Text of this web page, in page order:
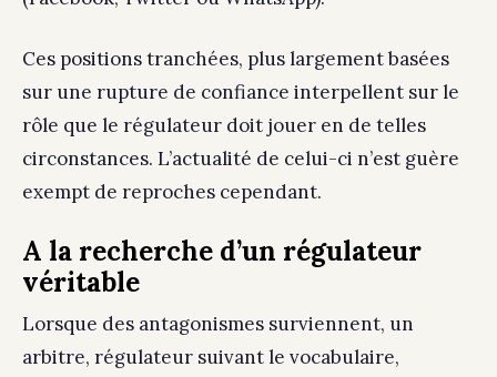
Ces positions tranchées, plus largement basées
sur une rupture de confiance interpellent sur le
rôle que le régulateur doit jouer en de telles
circonstances. L’actualité de celui-ci n’est guère
exempt de reproches cependant.
A la recherche d’un régulateur
véritable
Lorsque des antagonismes surviennent, un
arbitre, régulateur suivant le vocabulaire,